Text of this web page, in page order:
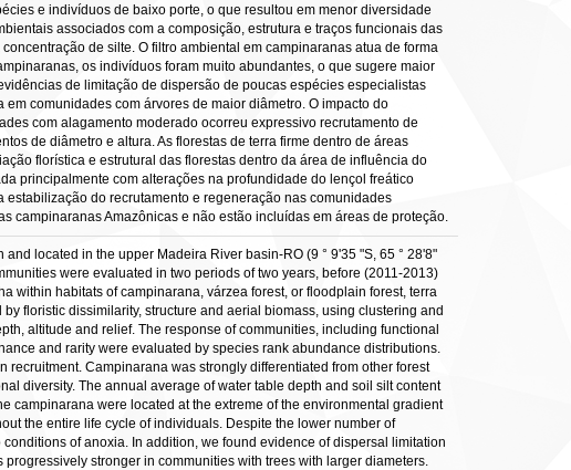
e indivíduos de baixo porte, o que resultou em menor diversidade
associados com a composição, estrutura e traços funcionais das
de silte. O filtro ambiental em campinaranas atua de forma
os indivíduos foram muito abundantes, o que sugere maior
de limitação de dispersão de poucas espécies especialistas
comunidades com árvores de maior diâmetro. O impacto do
com alagamento moderado ocorreu expressivo recrutamento de
de diâmetro e altura. As florestas de terra firme dentro de áreas
florística e estrutural das florestas dentro da área de influência do
principalmente com alterações na profundidade do lençol freático
do recrutamento e regeneração nas comunidades
campinaranas Amazônicas e não estão incluídas em áreas de proteção.
located in the upper Madeira River basin-RO (9 ° 9'35 "S, 65 ° 28'8"
were evaluated in two periods of two years, before (2011-2013)
within habitats of campinarana, várzea forest, or floodplain forest, terra
floristic dissimilarity, structure and aerial biomass, using clustering and
altitude and relief. The response of communities, including functional
and rarity were evaluated by species rank abundance distributions.
Campinarana was strongly differentiated from other forest
diversity. The annual average of water table depth and soil silt content
campinarana were located at the extreme of the environmental gradient
the entire life cycle of individuals. Despite the lower number of
of anoxia. In addition, we found evidence of dispersal limitation
stronger in communities with trees with larger diameters.